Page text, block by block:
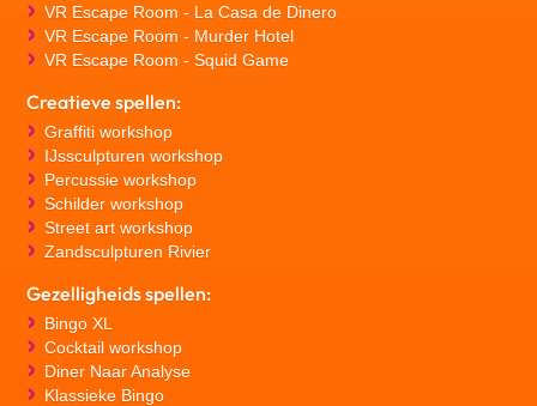
VR Escape Room - La Casa de Dinero
VR Escape Room - Murder Hotel
VR Escape Room - Squid Game
Creatieve spellen:
Graffiti workshop
IJssculpturen workshop
Percussie workshop
Schilder workshop
Street art workshop
Zandsculpturen Rivier
Gezelligheids spellen:
Bingo XL
Cocktail workshop
Diner Naar Analyse
Klassieke Bingo